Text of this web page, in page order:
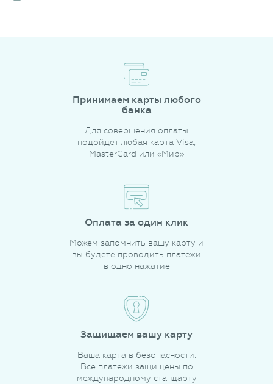
Принимаем карты любого
банка
Для совершения оплаты
подойдет любая карта Visa,
MasterCard или «Мир»
Оплата за один клик
Можем запомнить вашу карту и
вы будете проводить платежи
в одно нажатие
Защищаем вашу карту
Ваша карта в безопасности.
Все платежи защищены по
международному стандарту